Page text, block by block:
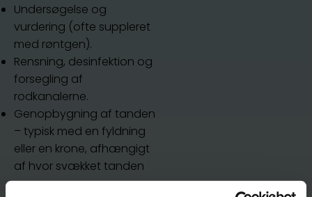
Undersøgelse og
vurdering (ofte suppleret
med røntgen).
Rensning, desinfektion og
forsegling af
rodkanalerne.
Genopbygning af tanden
– typisk med en fyldning
eller en krone, afhængigt
af hvor svækket tanden
er.